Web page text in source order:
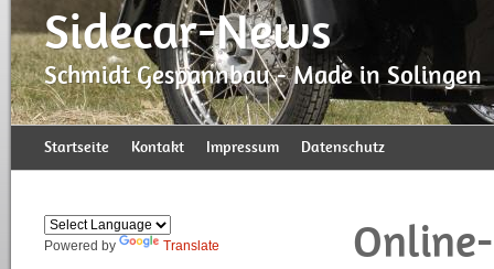
Sidecar-News
Schmidt Gespannbau - Made in Solingen
Startseite Kontakt Impressum Datenschutz
Powered by Translate